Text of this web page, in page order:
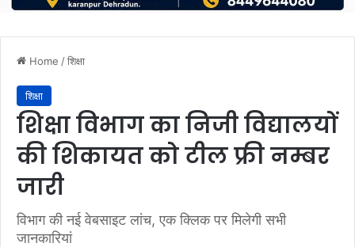
Home /शिक्षा
शिक्षा
शिक्षा विभाग का निजी विद्यालयों
की शिकायत को टील फ्री नम्बर
जारी
विभाग की नई वेबसाइट लांच, एक क्लिक पर मिलेगी सभी
जानकारियां